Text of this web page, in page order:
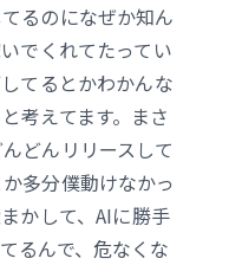
るのになぜか知ん
でくれてたってい
てるとかわかんな
考えてます。まさ
どんリリースして
多分僕動けなかっ
かして、AIに勝手
るんで、危なくな